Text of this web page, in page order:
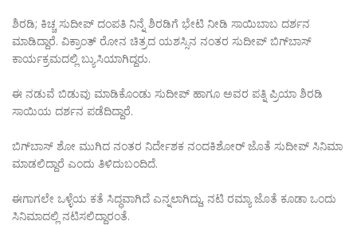
ಶಿರಡಿ; ಕಿಚ್ಚ ಸುದೀಪ್‌ ದಂಪತಿ ನಿನ್ನೆ ಶಿರಡಿಗೆ ಭೇಟಿ ನೀಡಿ ಸಾಯಿಬಾಬ ದರ್ಶನ
ಮಾಡಿದ್ದಾರೆ. ವಿಕ್ರಾಂತ್‌ ರೋನ ಚಿತ್ರದ ಯಶಸ್ಸಿನ ನಂತರ ಸುದೀಪ್‌ ಬಿಗ್‌ಬಾಸ್‌
ಕಾರ್ಯಕ್ರಮದಲ್ಲಿ ಬ್ಯುಸಿಯಾಗಿದ್ದರು.
ಈ ನಡುವೆ ಬಿಡುವು ಮಾಡಿಕೊಂಡು ಸುದೀಪ್‌ ಹಾಗೂ ಅವರ ಪತ್ನಿ ಪ್ರಿಯಾ ಶಿರಡಿ
ಸಾಯಿಯ ದರ್ಶನ ಪಡೆದಿದ್ದಾರೆ.
ಬಿಗ್‌ಬಾಸ್‌ ಶೋ ಮುಗಿದ ನಂತರ ನಿರ್ದೇಶಕ ನಂದಕಿಶೋರ್‌ ಜೊತೆ ಸುದೀಪ್‌ ಸಿನಿಮಾ
ಮಾಡಲಿದ್ದಾರೆ ಎಂದು ತಿಳಿದುಬಂದಿದೆ.
ಈಗಾಗಲೇ ಒಳ್ಳೆಯ ಕತೆ ಸಿದ್ಧವಾಗಿದೆ ಎನ್ನಲಾಗಿದ್ದು, ನಟಿ ರಮ್ಯಾ ಜೊತೆ ಕೂಡಾ ಒಂದು
ಸಿನಿಮಾದಲ್ಲಿ ನಟಿಸಲಿದ್ದಾರಂತೆ.